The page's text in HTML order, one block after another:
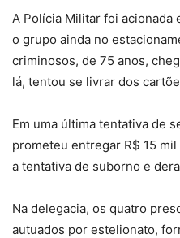
A Polícia Militar foi acionada
o grupo ainda no
criminosos, de 75 anos,
lá, tentou se livrar dos
Em uma última tentativa de
prometeu entregar R$ 15
a tentativa de suborno e
Na delegacia, os quatro
autuados por estelionato,